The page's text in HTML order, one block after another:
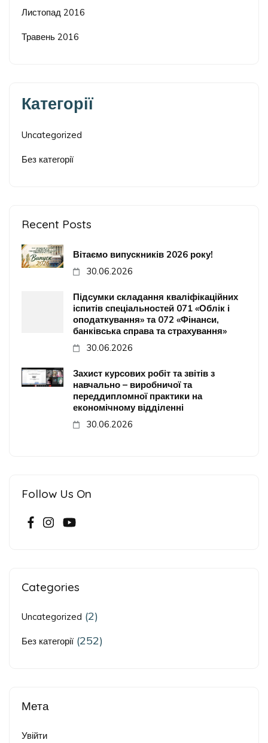
Листопад 2016
Травень 2016
Категорії
Uncategorized
Без категорії
Recent Posts
Вітаємо випускників 2026 року!
30.06.2026
Підсумки складання кваліфікаційних
іспитів спеціальностей 071 «Облік і
оподаткування» та 072 «Фінанси,
банківська справа та страхування»
30.06.2026
Захист курсових робіт та звітів з
навчально – виробничої та
переддипломної практики на
економічному відділенні
30.06.2026
Follow Us On
Categories
Uncategorized (2)
Без категорії (252)
Мета
Увійти